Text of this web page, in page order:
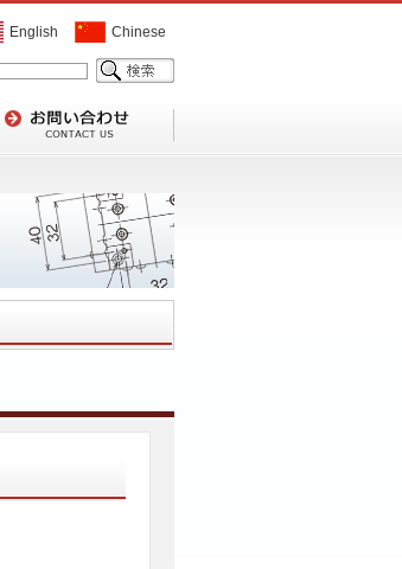
English Chinese